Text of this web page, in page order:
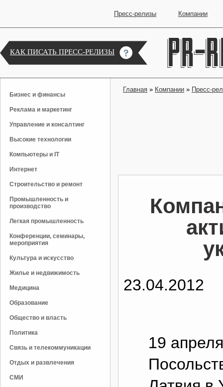
Пресс-релизы Компании
КАК ПИСАТЬ ПРЕСС-РЕЛИЗЫ
Бизнес и финансы
Реклама и маркетинг
Управление и консалтинг
Высокие технологии
Компьютеры и IT
Интернет
Строительство и ремонт
Промышленность и
производство
Легкая промышленность
Конференции, семинары,
мероприятия
Культура и искусство
Жилье и недвижимость
Медицина
Образование
Общество и власть
Политика
Связь и телекоммуникации
Отдых и развлечения
СМИ
Главная » Компании » Пресс-
23.04.2012
19